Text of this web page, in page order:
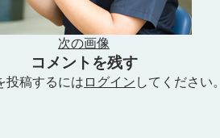
次の画像
コメントを残す
投稿するには ログイン してください。